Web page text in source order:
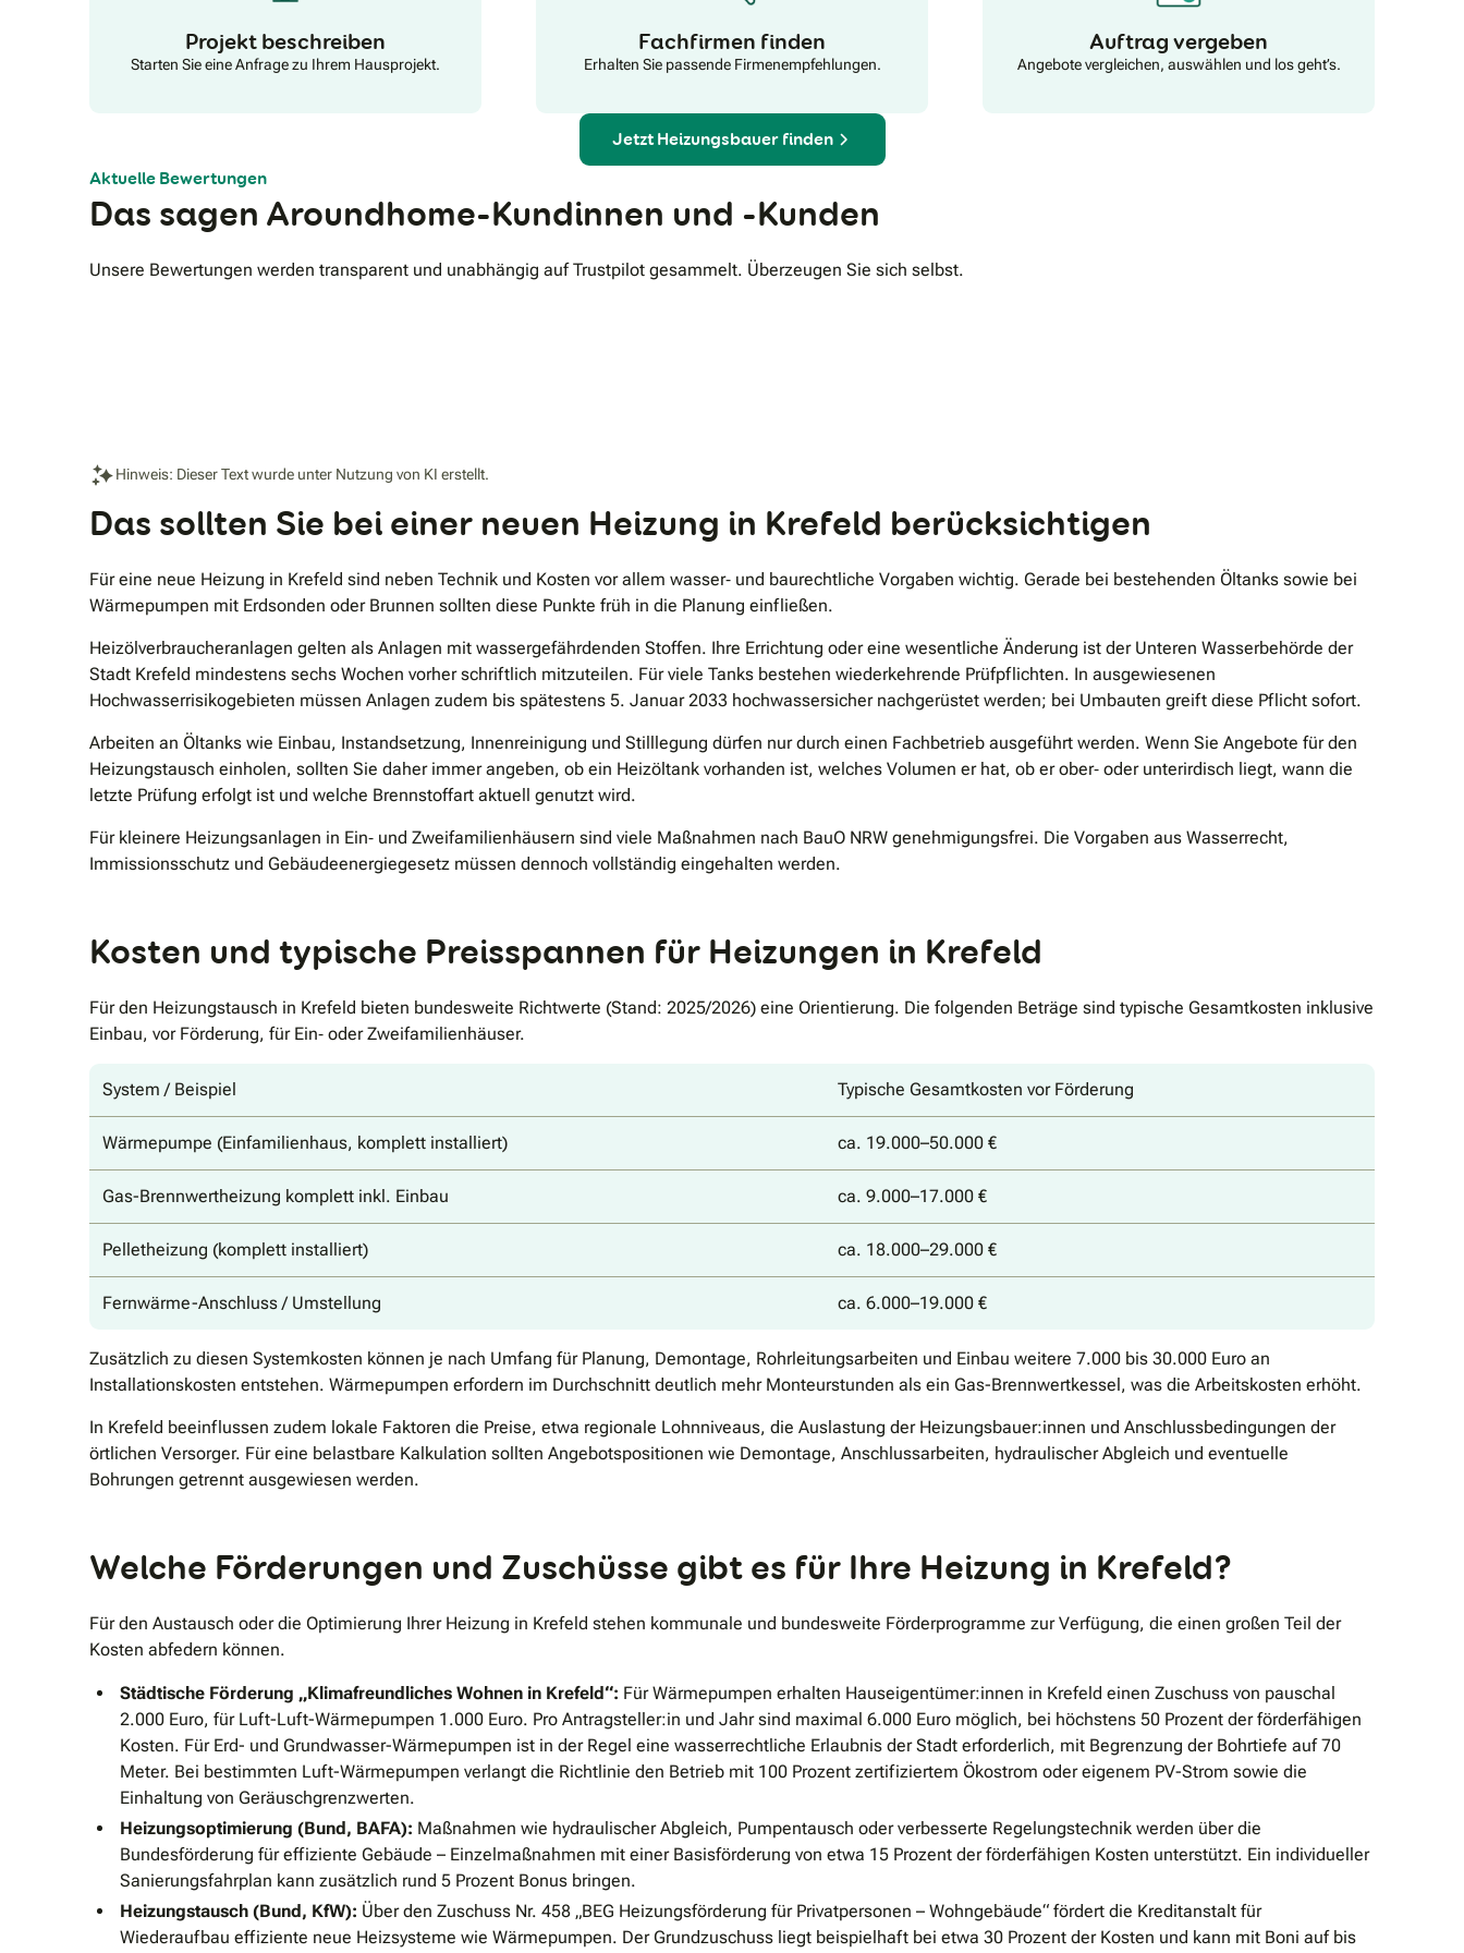
Umsetzung und höchste
Handwerksqualität.Vertrauen Sie auf einen
Meisterbetrieb, der alle Gewerke selbst beherrscht:
Projekt beschreiben
Starten Sie eine Anfrage zu Ihrem Hausprojekt.
Fachfirmen finden
Erhalten Sie passende Firmenempfehlungen.
Auftrag vergeben
Angebote vergleichen, auswählen und los geht’s.
Jetzt Heizungsbauer finden
Aktuelle Bewertungen
Das sagen Aroundhome-Kundinnen und -Kunden
Unsere Bewertungen werden transparent und unabhängig auf Trustpilot gesammelt. Überzeugen Sie sich selbst.
Hinweis: Dieser Text wurde unter Nutzung von KI erstellt.
Das sollten Sie bei einer neuen Heizung in Krefeld berücksichtigen
Für eine neue Heizung in Krefeld sind neben Technik und Kosten vor allem wasser‐ und baurechtliche Vorgaben wichtig. Gerade bei bestehenden Öltanks sowie bei
Wärmepumpen mit Erdsonden oder Brunnen sollten diese Punkte früh in die Planung einfließen.
Heizölverbraucheranlagen gelten als Anlagen mit wassergefährdenden Stoffen. Ihre Errichtung oder eine wesentliche Änderung ist der Unteren Wasserbehörde der
Stadt Krefeld mindestens sechs Wochen vorher schriftlich mitzuteilen. Für viele Tanks bestehen wiederkehrende Prüfpflichten. In ausgewiesenen
Hochwasserrisikogebieten müssen Anlagen zudem bis spätestens 5. Januar 2033 hochwassersicher nachgerüstet werden; bei Umbauten greift diese Pflicht sofort.
Arbeiten an Öltanks wie Einbau, Instandsetzung, Innenreinigung und Stilllegung dürfen nur durch einen Fachbetrieb ausgeführt werden. Wenn Sie Angebote für den
Heizungstausch einholen, sollten Sie daher immer angeben, ob ein Heizöltank vorhanden ist, welches Volumen er hat, ob er ober‐ oder unterirdisch liegt, wann die
letzte Prüfung erfolgt ist und welche Brennstoffart aktuell genutzt wird.
Für kleinere Heizungsanlagen in Ein‐ und Zweifamilienhäusern sind viele Maßnahmen nach BauO NRW genehmigungsfrei. Die Vorgaben aus Wasserrecht,
Immissionsschutz und Gebäudeenergiegesetz müssen dennoch vollständig eingehalten werden.
Kosten und typische Preisspannen für Heizungen in Krefeld
Für den Heizungstausch in Krefeld bieten bundesweite Richtwerte (Stand: 2025/2026) eine Orientierung. Die folgenden Beträge sind typische Gesamtkosten inklusive
Einbau, vor Förderung, für Ein‐ oder Zweifamilienhäuser.
System / Beispiel Typische Gesamtkosten vor Förderung
Wärmepumpe (Einfamilienhaus, komplett installiert) ca. 19.000–50.000 €
Gas-Brennwertheizung komplett inkl. Einbau ca. 9.000–17.000 €
Pelletheizung (komplett installiert) ca. 18.000–29.000 €
Fernwärme-Anschluss / Umstellung ca. 6.000–19.000 €
Zusätzlich zu diesen Systemkosten können je nach Umfang für Planung, Demontage, Rohrleitungsarbeiten und Einbau weitere 7.000 bis 30.000 Euro an
Installationskosten entstehen. Wärmepumpen erfordern im Durchschnitt deutlich mehr Monteurstunden als ein Gas-Brennwertkessel, was die Arbeitskosten erhöht.
In Krefeld beeinflussen zudem lokale Faktoren die Preise, etwa regionale Lohnniveaus, die Auslastung der Heizungsbauer:innen und Anschlussbedingungen der
örtlichen Versorger. Für eine belastbare Kalkulation sollten Angebotspositionen wie Demontage, Anschlussarbeiten, hydraulischer Abgleich und eventuelle
Bohrungen getrennt ausgewiesen werden.
Welche Förderungen und Zuschüsse gibt es für Ihre Heizung in Krefeld?
Für den Austausch oder die Optimierung Ihrer Heizung in Krefeld stehen kommunale und bundesweite Förderprogramme zur Verfügung, die einen großen Teil der
Kosten abfedern können.
Städtische Förderung „Klimafreundliches Wohnen in Krefeld“: Für Wärmepumpen erhalten Hauseigentümer:innen in Krefeld einen Zuschuss von pauschal
2.000 Euro, für Luft-Luft-Wärmepumpen 1.000 Euro. Pro Antragsteller:in und Jahr sind maximal 6.000 Euro möglich, bei höchstens 50 Prozent der förderfähigen
Kosten. Für Erd- und Grundwasser-Wärmepumpen ist in der Regel eine wasserrechtliche Erlaubnis der Stadt erforderlich, mit Begrenzung der Bohrtiefe auf 70
Meter. Bei bestimmten Luft-Wärmepumpen verlangt die Richtlinie den Betrieb mit 100 Prozent zertifiziertem Ökostrom oder eigenem PV-Strom sowie die
Einhaltung von Geräuschgrenzwerten.
Heizungsoptimierung (Bund, BAFA): Maßnahmen wie hydraulischer Abgleich, Pumpentausch oder verbesserte Regelungstechnik werden über die
Bundesförderung für effiziente Gebäude – Einzelmaßnahmen mit einer Basisförderung von etwa 15 Prozent der förderfähigen Kosten unterstützt. Ein individueller
Sanierungsfahrplan kann zusätzlich rund 5 Prozent Bonus bringen.
Heizungstausch (Bund, KfW): Über den Zuschuss Nr. 458 „BEG Heizungsförderung für Privatpersonen – Wohngebäude“ fördert die Kreditanstalt für
Wiederaufbau effiziente neue Heizsysteme wie Wärmepumpen. Der Grundzuschuss liegt beispielhaft bei etwa 30 Prozent der Kosten und kann mit Boni auf bis